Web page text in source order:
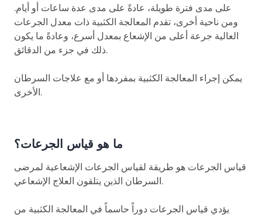
على مدى فترة طويلة، عادةً على مدى عدة ساعات أو أيام.
ومن ناحية أخرى، تقدم المعالجة الكثبية ذات معدل الجرعات
العالية جرعة أعلى من الإشعاع بمعدل أسرع، وعادةً ما يكون
ذلك في جزء من الدقائق.
يمكن إجراء المعالجة الكثبية بمفردها أو مع علاجات السرطان
الأخرى.
ما هو قياس الجرعات؟
قياس الجرعات هو طريقة لقياس الجرعات الإشعاعية لمرضى
السرطان الذين يتلقون العلاج الإشعاعي.
يؤدي قياس الجرعات دوراً حاسماً في المعالجة الكثبية من